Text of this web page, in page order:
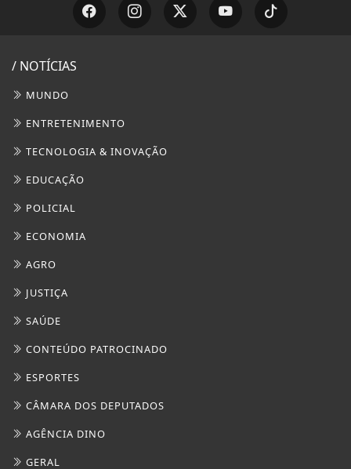
/ NOTÍCIAS
MUNDO
ENTRETENIMENTO
TECNOLOGIA & INOVAÇÃO
EDUCAÇÃO
POLICIAL
ECONOMIA
AGRO
JUSTIÇA
SAÚDE
CONTEÚDO PATROCINADO
ESPORTES
CÂMARA DOS DEPUTADOS
AGÊNCIA DINO
GERAL